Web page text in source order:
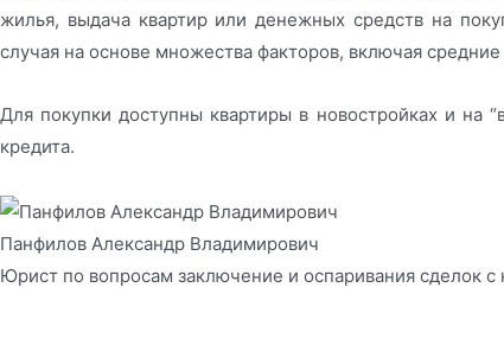
жилья, выдача квартир или денежных средств на
случая на основе множества факторов, включая
Для покупки доступны квартиры в новостройках и на
кредита.
Панфилов Александр Владимирович
Юрист по вопросам заключение и оспаривания сделок